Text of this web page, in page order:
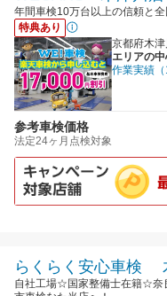
年間車検10万台以上の信頼と
特典あり
京都府木
エリアの
作業実績（
参考車検価格
法定24ヶ月点検対象
らくらく安心車検
自社工場☆国家整備士在籍☆奈